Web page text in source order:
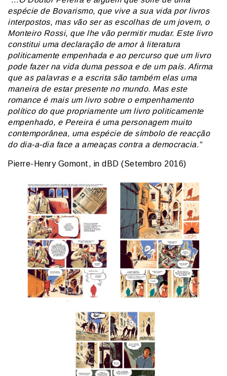
espécie de Bovarismo, que vive a sua vida por livros
interpostos, mas vão ser as escolhas de um jovem, o
Monteiro Rossi, que lhe vão permitir mudar. Este livro
constitui uma declaração de amor à literatura
politicamente empenhada e ao percurso que um livro
pode fazer na vida duma pessoa e de um país. Afirma
que as palavras e a escrita são também elas uma
maneira de estar presente no mundo. Mas este
romance é mais um livro sobre o empenhamento
político do que propriamente um livro politicamente
empenhado, e Pereira é uma personagem muito
contemporânea, uma espécie de símbolo de reacção
do dia-a-dia face a ameaças contra a democracia.”
Pierre-Henry Gomont, in dBD (Setembro 2016)